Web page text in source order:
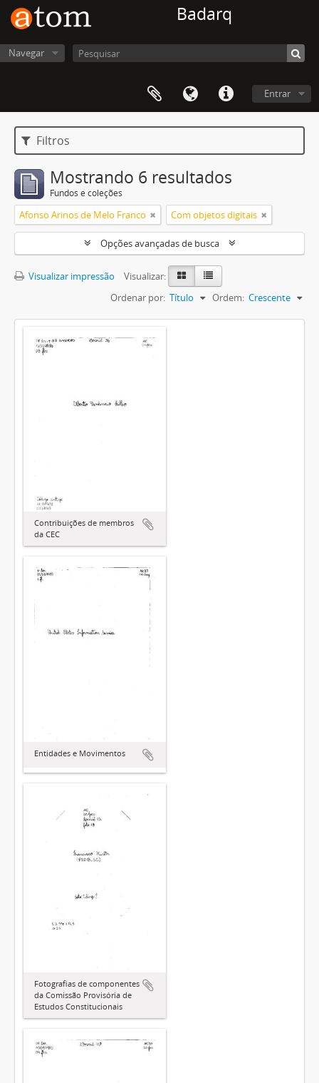
Badarq
Navegar
Entrar
Filtros
Mostrando 6 resultados
Fundos e coleções
Afonso Arinos de Melo Franco Com objetos digitais
Opções avançadas de busca
Visualizar impressão
Visualizar:
Ordenar por: Título Ordem: Crescente
Contribuições de membros
da CEC
Entidades e Movimentos
Fotografias de componentes
da Comissão Provisória de
Estudos Constitucionais